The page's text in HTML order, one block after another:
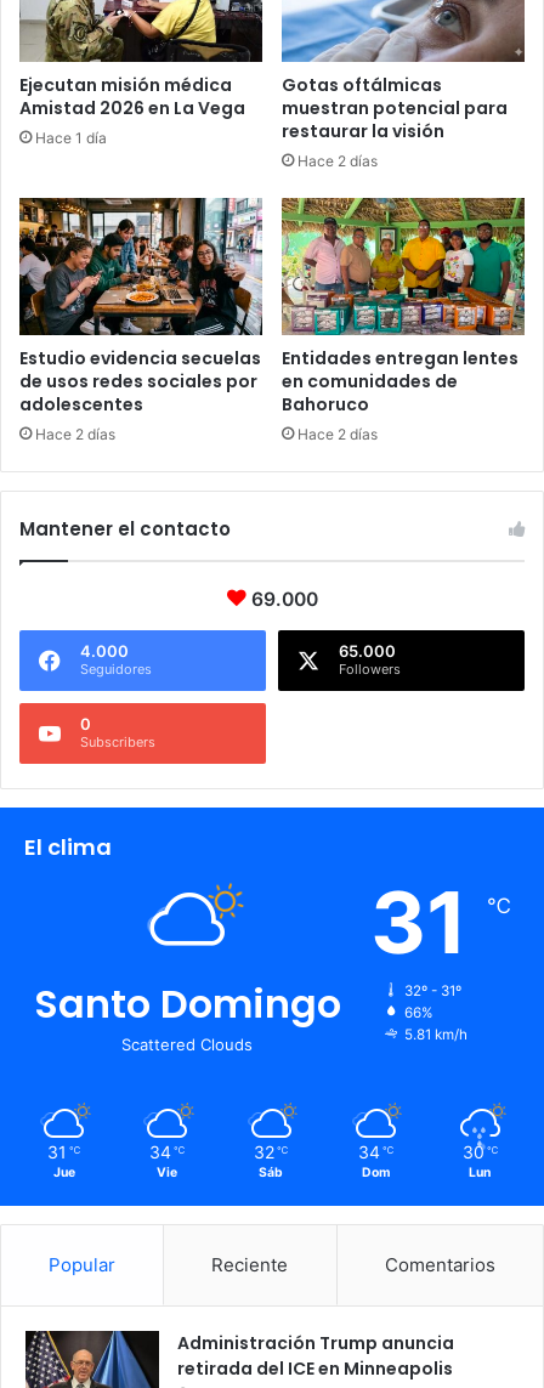
infantil
Ejecutan misión médica
Amistad 2026 en La Vega
Hace 1 día
Gotas oftálmicas
muestran potencial para
restaurar la visión
Hace 2 días
Estudio evidencia secuelas
de usos redes sociales por
adolescentes
Hace 2 días
Entidades entregan lentes
en comunidades de
Bahoruco
Hace 2 días
Mantener el contacto
69.000
4.000
Seguidores
65.000
Followers
0
Subscribers
El clima
Santo Domingo
Scattered Clouds
31 ℃
32º - 31º
66%
5.81 km/h
31 ℃
Jue
34 ℃
Vie
32 ℃
Sáb
34 ℃
Dom
30 ℃
Lun
Popular Reciente Comentarios
Administración Trump anuncia
retirada del ICE en Minneapolis